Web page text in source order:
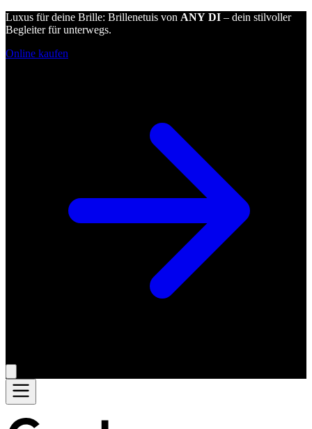
Luxus für deine Brille: Brillenetuis von ANY DI – dein stilvoller
Begleiter für unterwegs.
Online kaufen